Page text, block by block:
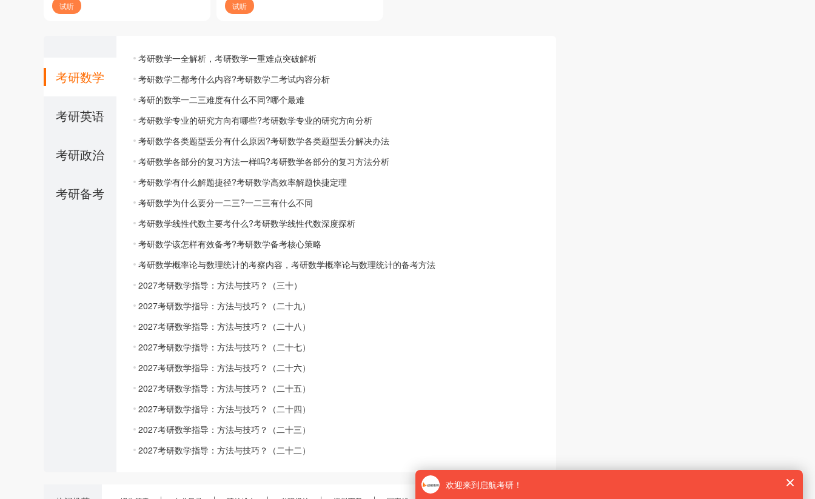
试听 试听
考研数学
考研英语
考研政治
考研备考
考研数学一全解析，考研数学一重难点突破解析
考研数学二都考什么内容?考研数学二考试内容分析
考研的数学一二三难度有什么不同?哪个最难
考研数学专业的研究方向有哪些?考研数学专业的研究方向分析
考研数学各类题型丢分有什么原因?考研数学各类题型丢分解决办法
考研数学各部分的复习方法一样吗?考研数学各部分的复习方法分析
考研数学有什么解题捷径?考研数学高效率解题快捷定理
考研数学为什么要分一二三?一二三有什么不同
考研数学线性代数主要考什么?考研数学线性代数深度探析
考研数学该怎样有效备考?考研数学备考核心策略
考研数学概率论与数理统计的考察内容，考研数学概率论与数理统计的备考方法
2027考研数学指导：方法与技巧？（三十）
2027考研数学指导：方法与技巧？（二十九）
2027考研数学指导：方法与技巧？（二十八）
2027考研数学指导：方法与技巧？（二十七）
2027考研数学指导：方法与技巧？（二十六）
2027考研数学指导：方法与技巧？（二十五）
2027考研数学指导：方法与技巧？（二十四）
2027考研数学指导：方法与技巧？（二十三）
2027考研数学指导：方法与技巧？（二十二）